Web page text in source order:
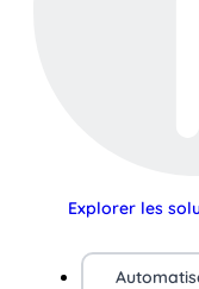
Explorer les